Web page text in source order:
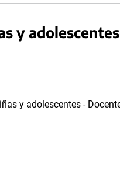
y
y adolescentes -